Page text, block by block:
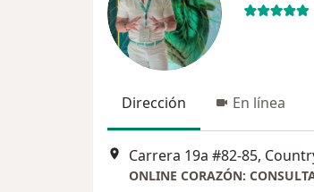
Dirección En línea